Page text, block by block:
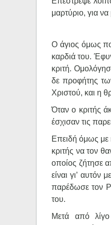
μαρτύριο, για
Ο άγιος όμως
καρδιά του.
κριτή.
δε προφήτης
Χριστού, και η
Όταν ο κριτής
έσχισαν τις
Επειδή όμως με
κριτής να τον
οποίος ζήτησε
είναι γι’
παρέδωσε τον
του.
Μετά από λίγο